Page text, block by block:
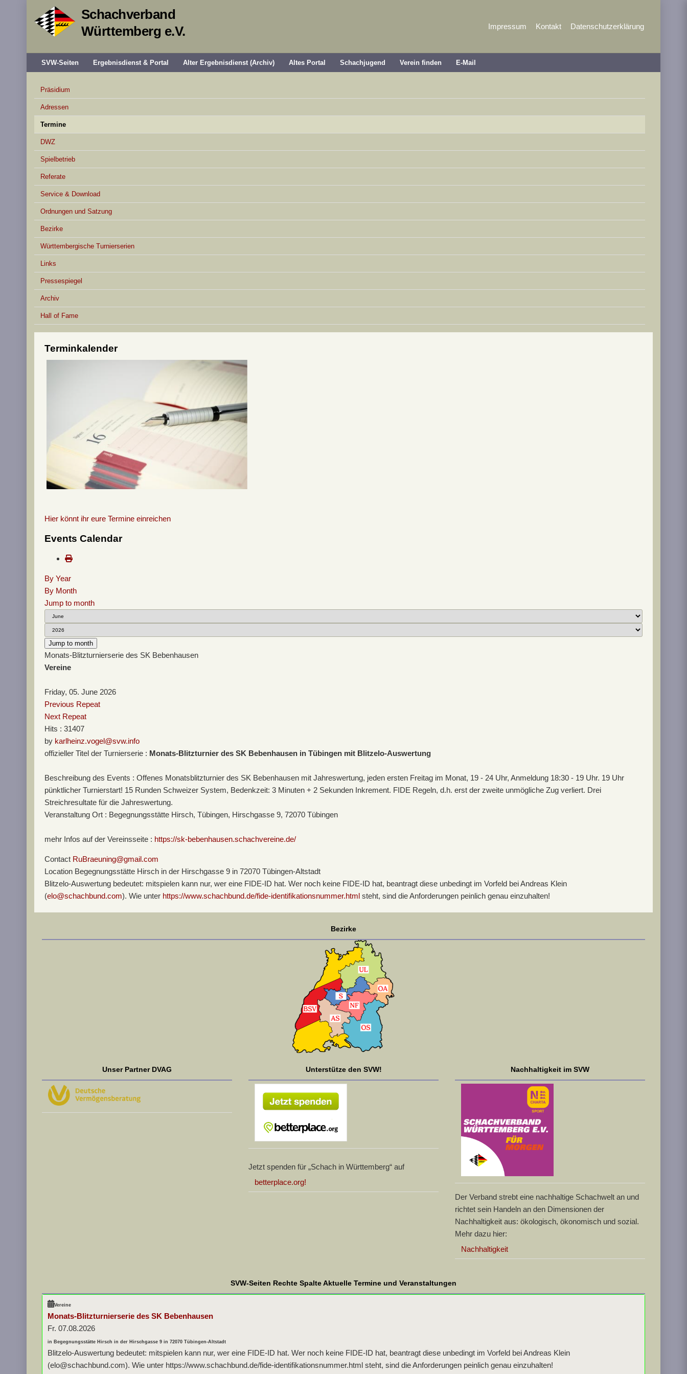
Schachverband
Württemberg e.V.
Impressum Kontakt Datenschutzerklärung
SVW-Seiten Ergebnisdienst & Portal Alter Ergebnisdienst (Archiv) Altes Portal Schachjugend Verein finden E-Mail
Präsidium
Adressen
Termine
DWZ
Spielbetrieb
Referate
Service & Download
Ordnungen und Satzung
Bezirke
Württembergische Turnierserien
Links
Pressespiegel
Archiv
Hall of Fame
Terminkalender
Hier könnt ihr eure Termine einreichen
Events Calendar
By Year
By Month
Jump to month
Jump to month
Monats-Blitzturnierserie des SK Bebenhausen
Vereine
Friday, 05. June 2026
Previous Repeat
Next Repeat
Hits : 31407
by karlheinz.vogel@svw.info
offizieller Titel der Turnierserie : Monats-Blitzturnier des SK Bebenhausen in Tübingen mit Blitzelo-Auswertung
Beschreibung des Events : Offenes Monatsblitzturnier des SK Bebenhausen mit Jahreswertung, jeden ersten Freitag im Monat, 19 - 24 Uhr, Anmeldung 18:30 - 19 Uhr. 19 Uhr
pünktlicher Turnierstart! 15 Runden Schweizer System, Bedenkzeit: 3 Minuten + 2 Sekunden Inkrement. FIDE Regeln, d.h. erst der zweite unmögliche Zug verliert. Drei
Streichresultate für die Jahreswertung.
Veranstaltung Ort : Begegnungsstätte Hirsch, Tübingen, Hirschgasse 9, 72070 Tübingen
mehr Infos auf der Vereinsseite : https://sk-bebenhausen.schachvereine.de/
Contact RuBraeuning@gmail.com
Location Begegnungsstätte Hirsch in der Hirschgasse 9 in 72070 Tübingen-Altstadt
Blitzelo-Auswertung bedeutet: mitspielen kann nur, wer eine FIDE-ID hat. Wer noch keine FIDE-ID hat, beantragt diese unbedingt im Vorfeld bei Andreas Klein
(elo@schachbund.com). Wie unter https://www.schachbund.de/fide-identifikationsnummer.html steht, sind die Anforderungen peinlich genau einzuhalten!
Bezirke
Unser Partner DVAG Unterstütze den SVW!
Jetzt spenden für „Schach in Württemberg“ auf
betterplace.org!
Nachhaltigkeit im SVW
Der Verband strebt eine nachhaltige Schachwelt an und
richtet sein Handeln an den Dimensionen der
Nachhaltigkeit aus: ökologisch, ökonomisch und sozial.
Mehr dazu hier:
Nachhaltigkeit
SVW-Seiten Rechte Spalte Aktuelle Termine und Veranstaltungen
Vereine
Monats-Blitzturnierserie des SK Bebenhausen
Fr. 07.08.2026
in Begegnungsstätte Hirsch in der Hirschgasse 9 in 72070 Tübingen-Altstadt
Blitzelo-Auswertung bedeutet: mitspielen kann nur, wer eine FIDE-ID hat. Wer noch keine FIDE-ID hat, beantragt diese unbedingt im Vorfeld bei Andreas Klein
(elo@schachbund.com). Wie unter https://www.schachbund.de/fide-identifikationsnummer.html steht, sind die Anforderungen peinlich genau einzuhalten!